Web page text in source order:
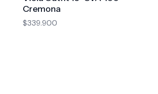
Cremona
$339.900